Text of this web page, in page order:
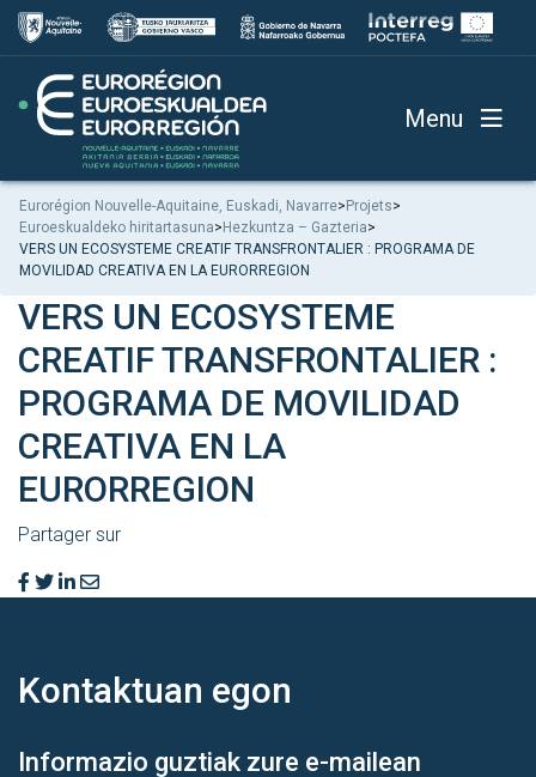
Menu
Eurorégion Nouvelle-Aquitaine, Euskadi, Navarre> Projets>
Euroeskualdeko hiritartasuna> Hezkuntza – Gazteria>
VERS UN ECOSYSTEME CREATIF TRANSFRONTALIER : PROGRAMA DE
MOVILIDAD CREATIVA EN LA EURORREGION
VERS UN ECOSYSTEME
CREATIF TRANSFRONTALIER :
PROGRAMA DE MOVILIDAD
CREATIVA EN LA
EURORREGION
Partager sur
Kontaktuan egon
Informazio guztiak zure e-mailean